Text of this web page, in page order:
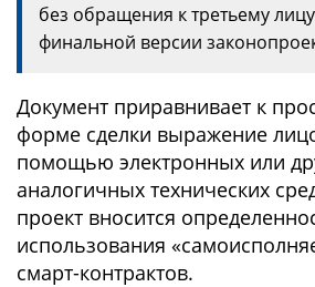
без обращения к третьему
финальной версии
Документ приравнивает к
форме сделки выражение
помощью электронных или
аналогичных технических
проект вносится
использования
смарт-контрактов.